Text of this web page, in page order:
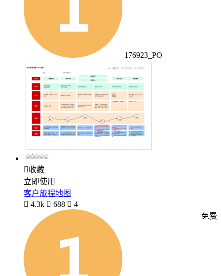
176923_PO
收藏
立即使用
客户旅程地图
 4.3k  688  4
免费